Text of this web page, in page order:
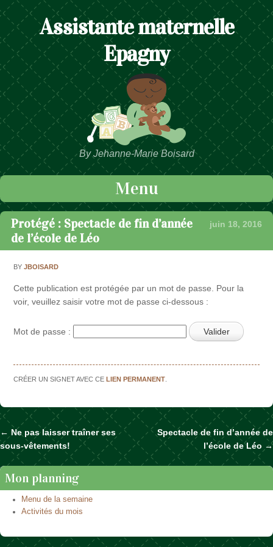
Assistante maternelle
Epagny
By Jehanne-Marie Boisard
Menu
Passer au contenu
Protégé : Spectacle de fin d’année
de l’école de Léo
juin 18, 2016
BYJBOISARD
Cette publication est protégée par un mot de passe. Pour la
voir, veuillez saisir votre mot de passe ci-dessous :
Mot de passe :
CRÉER UN SIGNET AVEC CELIEN PERMANENT
Naviguer dans les articles
← Ne pas laisser traîner ses
sous-vêtements!
Spectacle de fin d’année de
l’école de Léo →
Mon planning
Menu de la semaine
Activités du mois